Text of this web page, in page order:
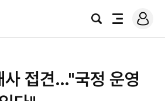
검
전
로
그
사 접견…"국정 운영